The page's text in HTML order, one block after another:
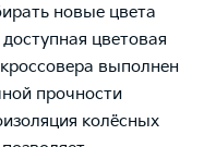
новые цвета
цветовая
выполнен
прочности
колёсных